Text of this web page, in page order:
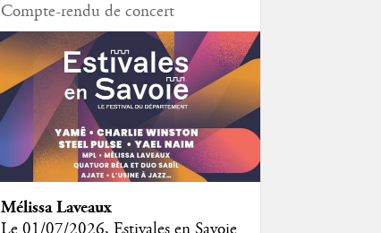
Compte-rendu de concert
Mélissa Laveaux